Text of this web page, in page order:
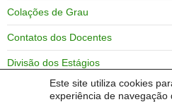
Este site utiliza cookies
experiência de navegação
Colações de Grau
Contatos dos Docentes
Divisão dos Estágios